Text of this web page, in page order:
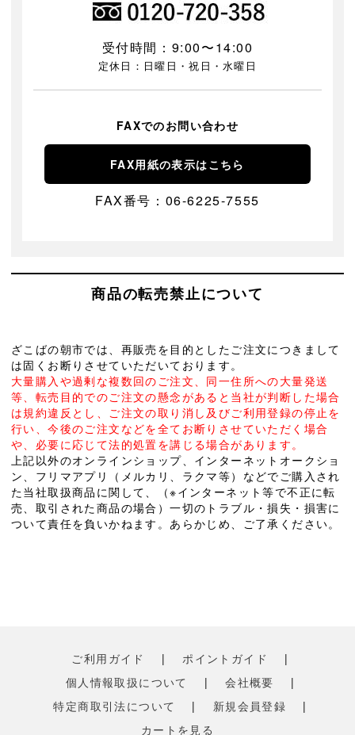
受付時間：9:00〜14:00
定休日：日曜日・祝日・水曜日
FAXでのお問い合わせ
FAX用紙の表示はこちら
FAX番号：06-6225-7555
商品の転売禁止について
ざこばの朝市では、再販売を目的としたご注文につきまして
は固くお断りさせていただいております。
大量購入や過剰な複数回のご注文、同一住所への大量発送
等、転売目的でのご注文の懸念があると当社が判断した場合
は規約違反とし、ご注文の取り消し及びご利用登録の停止を
行い、今後のご注文などを全てお断りさせていただく場合
や、必要に応じて法的処置を講じる場合があります。
上記以外のオンラインショップ、インターネットオークショ
ン、フリマアプリ（メルカリ、ラクマ等）などでご購入され
た当社取扱商品に関して、（※インターネット等で不正に転
売、取引された商品の場合）一切のトラブル・損失・損害に
ついて責任を負いかねます。あらかじめ、ご了承ください。
ご利用ガイド | ポイントガイド
|
個人情報取扱について
| 会社概要
|
特定商取引法について
| 新規会員登録
|
カートを見る